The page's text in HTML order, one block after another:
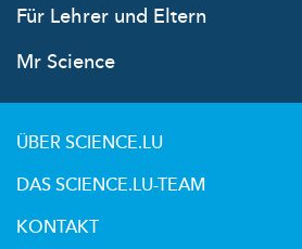
Für Lehrer und Eltern
Mr Science
ÜBER SCIENCE.LU
DAS SCIENCE.LU-TEAM
KONTAKT